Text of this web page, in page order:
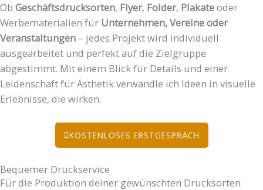
Ob Geschäftsdrucksorten, Flyer, Folder, Plakateoder
Werbematerialien für Unternehmen, Vereine oder
Veranstaltungen – jedes Projekt wird individuell
ausgearbeitet und perfekt auf die Zielgruppe
abgestimmt. Mit einem Blick für Details und einer
Leidenschaft für Ästhetik verwandle ich Ideen in visuelle
Erlebnisse, die wirken.
KOSTENLOSES ERSTGESPRÄCH
Bequemer Druckservice
Für die Produktion deiner gewünschten Drucksorten